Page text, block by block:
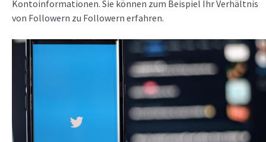
Kontoinformationen. Sie können zum Beispiel Ihr Verhältnis
von Followern zu Followern erfahren.